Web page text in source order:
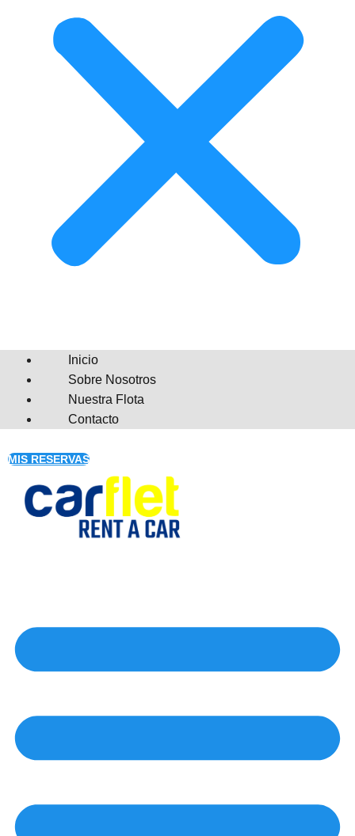
Inicio
Sobre Nosotros
Nuestra Flota
Contacto
MIS RESERVAS